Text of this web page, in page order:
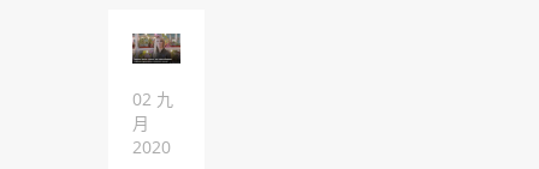
02 九
月
2020